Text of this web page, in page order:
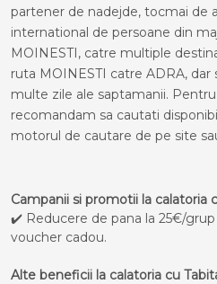
partener de nadejde, tocmai de
international de persoane din
MOINESTI, catre multiple
ruta MOINESTI catre ADRA, dar
multe zile ale saptamanii.
recomandam sa cautati
motorul de cautare de pe site
Campanii si promotii la calatoria
✔️ Reducere de pana la 25€/
voucher cadou.
Alte beneficii la calatoria cu